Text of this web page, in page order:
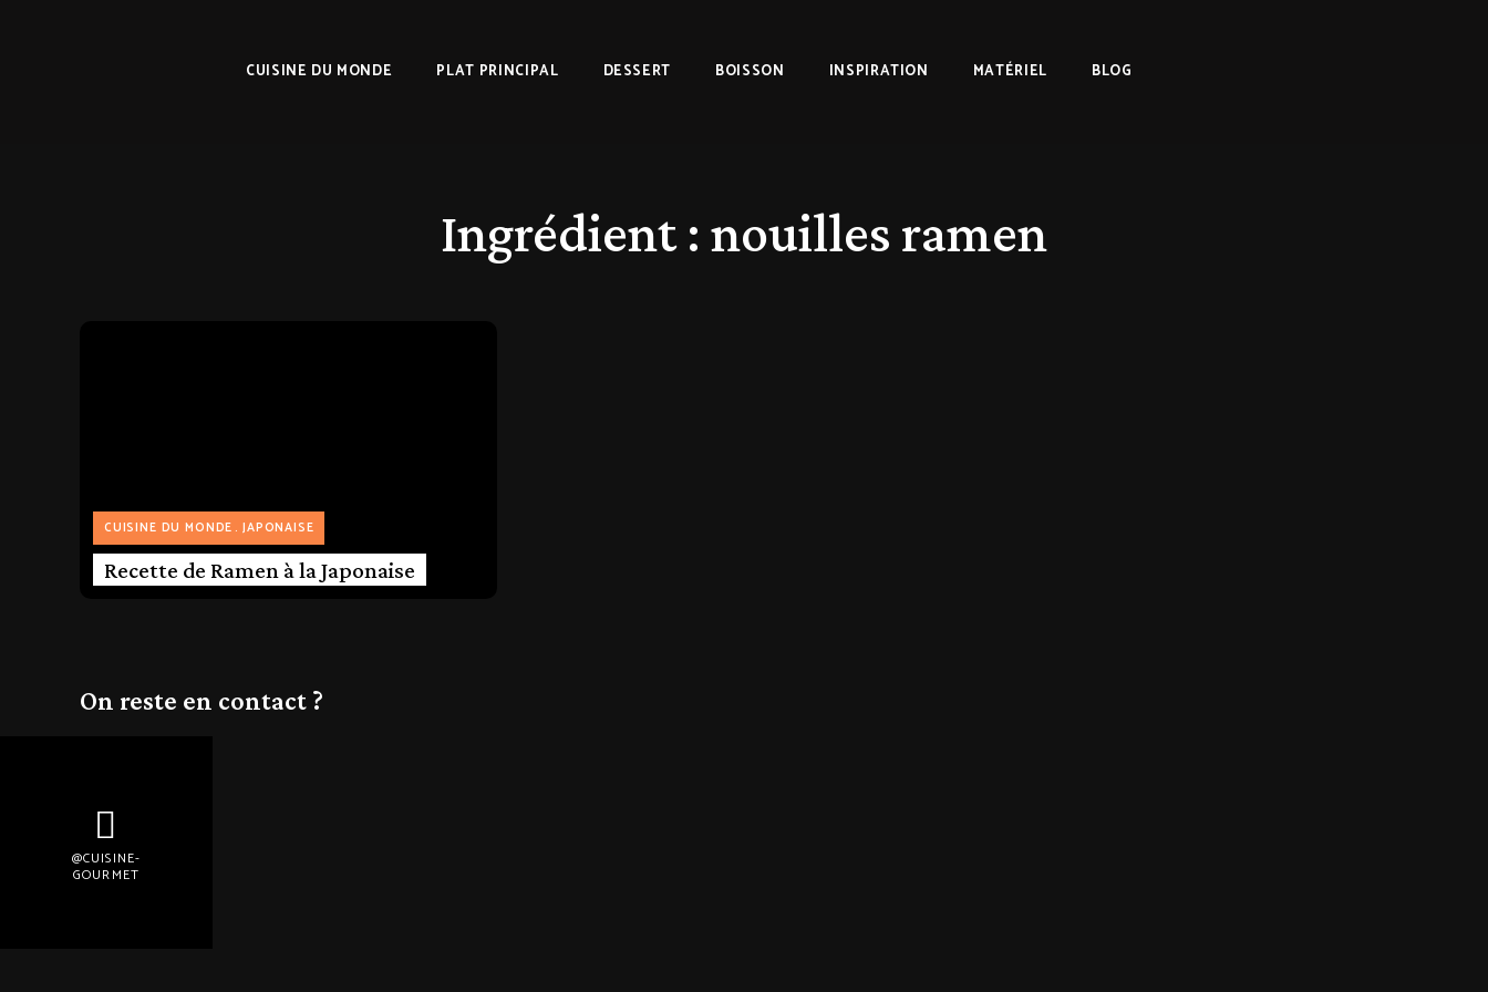
CUISINE DU MONDE PLAT PRINCIPAL DESSERT BOISSON INSPIRATION MATÉRIEL BLOG
Ingrédient : nouilles ramen
CUISINE DU MONDE JAPONAISE
Recette de Ramen à la Japonaise
On reste en contact ?
@CUISINE-
GOURMET